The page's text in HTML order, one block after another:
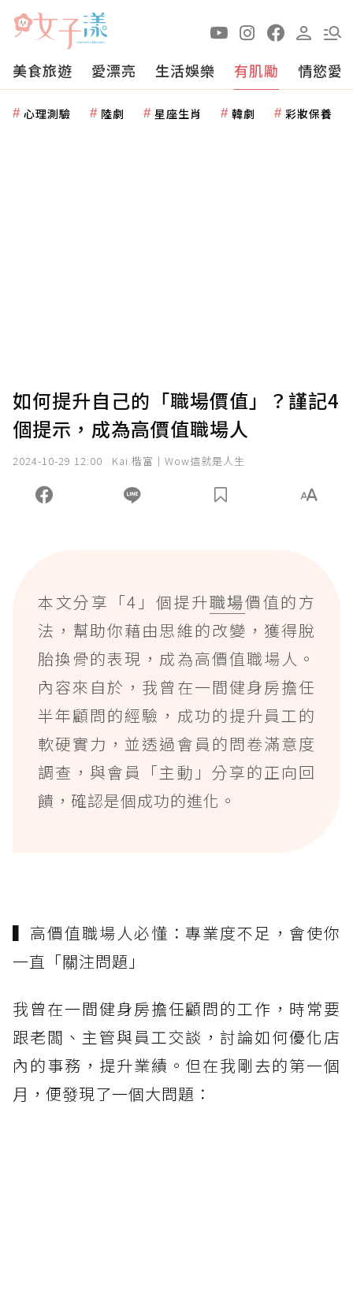
美食旅遊 愛漂亮 生活娛樂 有肌勵 情慾愛
心理測驗 陸劇 星座生肖 韓劇 彩妝保養
如何提升自己的「職場價值」？謹記4
個提示，成為高價值職場人
2024-10-29 12:00 Kai.楷富｜Wow這就是人生
本文分享「4」個提升職場價值的方
法，幫助你藉由思維的改變，獲得脫
胎換骨的表現，成為高價值職場人。
內容來自於，我曾在一間健身房擔任
半年顧問的經驗，成功的提升員工的
軟硬實力，並透過會員的問卷滿意度
調查，與會員「主動」分享的正向回
饋，確認是個成功的進化。
▍ 高價值職場人必懂：專業度不足，會使你
一直「關注問題」
我曾在一間健身房擔任顧問的工作，時常要
跟老闆、主管與員工交談，討論如何優化店
內的事務，提升業績。但在我剛去的第一個
月，便發現了一個大問題：